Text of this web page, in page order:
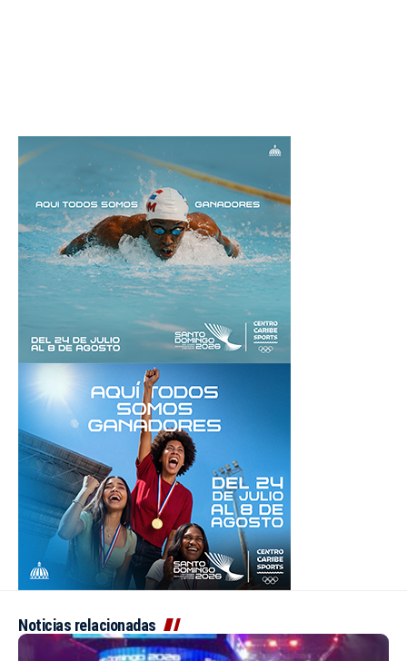
Noticias relacionadas